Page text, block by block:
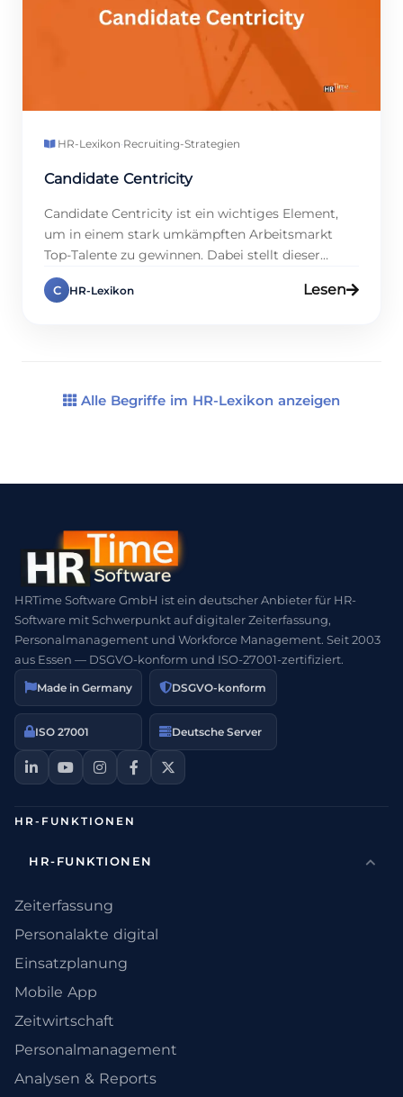
HR-Lexikon·Recruiting-Strategien
Candidate Centricity
Candidate Centricity ist ein wichtiges Element,
um in einem stark umkämpften Arbeitsmarkt
Top-Talente zu gewinnen. Dabei stellt dieser
Ansatz die Bewerberinnen und Bewerber
konsequent ins Zentrum des Recruiting-
Rückmeldungen erwarten; […]
C HR-Lexikon Lesen
Alle Begriffe im HR-Lexikon anzeigen
HRTime Software GmbH ist ein deutscher Anbieter für HR-
Software mit Schwerpunkt auf digitaler Zeiterfassung,
Personalmanagement und Workforce Management. Seit 2003
aus Essen — DSGVO-konform und ISO-27001-zertifiziert.
Made in Germany DSGVO-konform
ISO 27001 Deutsche Server
HR-FUNKTIONEN
HR-FUNKTIONEN
Zeiterfassung
Personalakte digital
Einsatzplanung
Mobile App
Zeitwirtschaft
Personalmanagement
Analysen & Reports